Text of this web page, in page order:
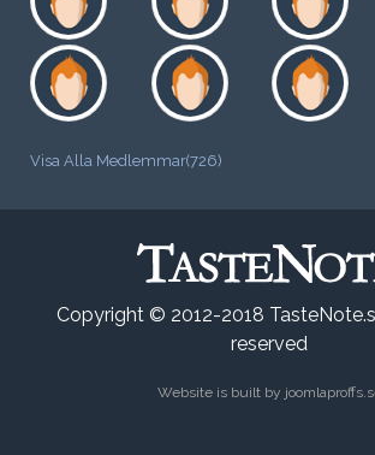
Visa Alla Medlemmar(726)
Copyright © 2012-2018
reserved
Website is built by